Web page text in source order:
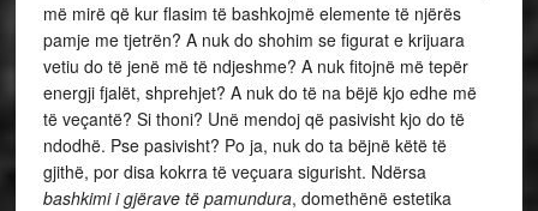
më mirë që kur flasim të bashkojmë elemente të njërës
pamje me tjetrën? A nuk do shohim se figurat e krijuara
vetiu do të jenë më të ndjeshme? A nuk fitojnë më tepër
energji fjalët, shprehjet? A nuk do të na bëjë kjo edhe më
të veçantë? Si thoni? Unë mendoj që pasivisht kjo do të
ndodhë. Pse pasivisht? Po ja, nuk do ta bëjnë këtë të
gjithë, por disa kokrra të veçuara sigurisht. Ndërsa
bashkimi i gjërave të pamundura, domethënë estetika